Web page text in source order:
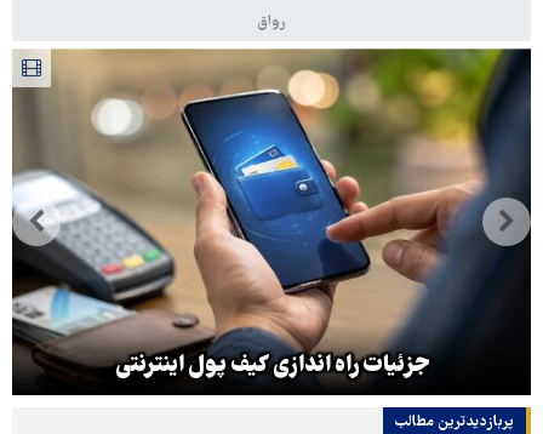
رواق
جزئیات راه اندازی کیف پول اینترنتی
پربازدیدترین‌ مطالب